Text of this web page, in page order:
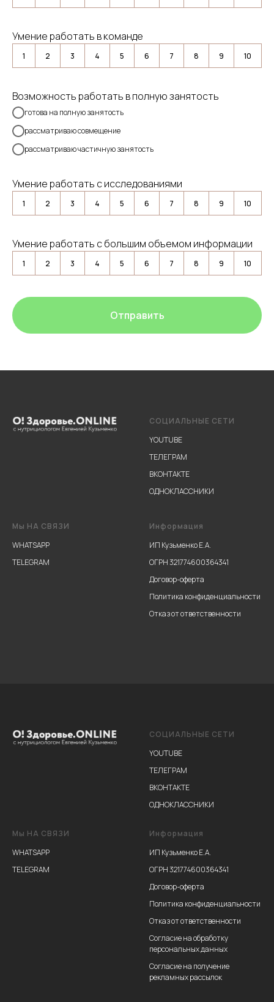
Умение работать в команде
1 2 3 4 5 6 7 8 9 10
Возможность работать в полную занятость
готова на полную занятость
рассматриваю совмещение
рассматриваю частичную занятость
Умение работать с исследованиями
1 2 3 4 5 6 7 8 9 10
Умение работать с большим объемом информации
1 2 3 4 5 6 7 8 9 10
Отправить
СОЦИАЛЬНЫЕ СЕТИ
YOUTUBE
ТЕЛЕГРАМ
ВКОНТАКТЕ
ОДНОКЛАССНИКИ
Мы НА СВЯЗИ
WHATSAPP
TELEGRAM
Информация
ИП Кузьменко Е.А.
ОГРН 321774600364341
Договор-оферта
Политика конфиденциальности
Отказ от ответственности
СОЦИАЛЬНЫЕ СЕТИ
YOUTUBE
ТЕЛЕГРАМ
ВКОНТАКТЕ
ОДНОКЛАССНИКИ
Мы НА СВЯЗИ
WHATSAPP
TELEGRAM
Информация
ИП Кузьменко Е.А.
ОГРН 321774600364341
Договор-оферта
Политика конфиденциальности
Отказ от ответственности
Согласие на обработку
персональных данных
Согласие на получение
рекламных рассылок